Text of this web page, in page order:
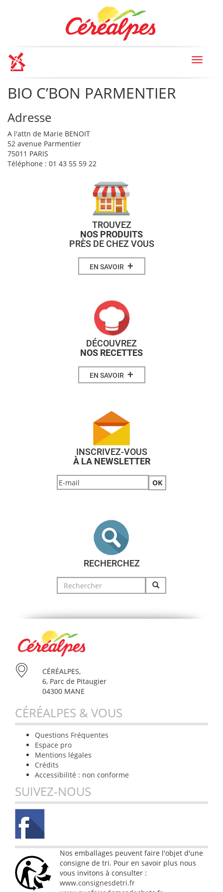
Toggle
BIO C’BON PARMENTIER
Adresse
A l'attn de Marie BENOIT
52 avenue Parmentier
75011 PARIS
Téléphone : 01 43 55 59 22
TROUVEZ
NOS PRODUITS
PRÈS DE CHEZ VOUS
EN SAVOIR +
DÉCOUVREZ
NOS RECETTES
EN SAVOIR +
INSCRIVEZ-VOUS
À LA NEWSLETTER
RECHERCHEZ
Search
for:
CÉRÉALPES,
6, Parc de Pitaugier
04300 MANE
CÉRÉALPES & VOUS
Questions Fréquentes
Espace pro
Mentions légales
Crédits
Accessibilité : non conforme
SUIVEZ-NOUS
Nos emballages peuvent faire l'objet d'une
consigne de tri. Pour en savoir plus nous
vous invitons à consulter :
www.consignesdetri.fr